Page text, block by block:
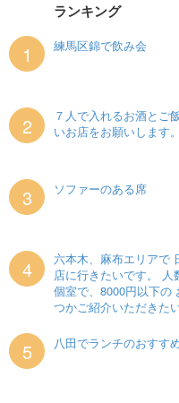
ランキング
1 練馬区錦で飲み会
2
７人で入れるお酒とご
いお店をお願いします。
3 ソファーのある席
4
六本木、麻布エリアで
店に行きたいです。 人
個室で、8000円以下の
つかご紹介いただきた
5 八田でランチのおすす